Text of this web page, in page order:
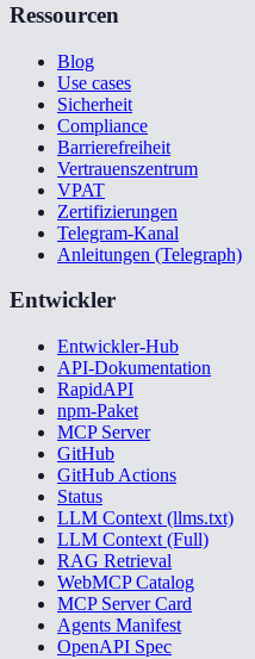
Ressourcen
Blog
Use cases
Sicherheit
Compliance
Barrierefreiheit
Vertrauenszentrum
VPAT
Zertifizierungen
Telegram-Kanal
Anleitungen (Telegraph)
Entwickler
Entwickler-Hub
API-Dokumentation
RapidAPI
npm-Paket
MCP Server
GitHub
GitHub Actions
Status
LLM Context (llms.txt)
LLM Context (Full)
RAG Retrieval
WebMCP Catalog
MCP Server Card
Agents Manifest
OpenAPI Spec